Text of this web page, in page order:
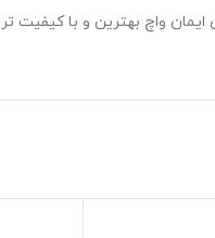
ایمان واچ بهترین و با کیفیت